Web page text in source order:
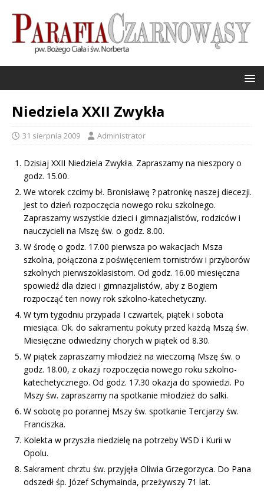
Niedziela XXII Zwykła
31 sierpnia 2009 Administrator
Dzisiaj XXII Niedziela Zwykła. Zapraszamy na nieszpory o
godz. 15.00.
We wtorek czcimy bł. Bronisławę ? patronkę naszej diecezji.
Jest to dzień rozpoczęcia nowego roku szkolnego.
Zapraszamy wszystkie dzieci i gimnazjalistów, rodziców i
nauczycieli na Mszę św. o godz. 8.00.
W środę o godz. 17.00 pierwsza po wakacjach Msza
szkolna, połączona z poświęceniem tornistrów i przyborów
szkolnych pierwszoklasistom. Od godz. 16.00 miesięczna
spowiedź dla dzieci i gimnazjalistów, aby z Bogiem
rozpocząć ten nowy rok szkolno-katechetyczny.
W tym tygodniu przypada I czwartek, piątek i sobota
miesiąca. Ok. do sakramentu pokuty przed każdą Mszą św.
Miesięczne odwiedziny chorych w piątek od 8.30.
W piątek zapraszamy młodzież na wieczorną Mszę św. o
godz. 18.00, z okazji rozpoczęcia nowego roku szkolno-
katechetycznego. Od godz. 17.30 okazja do spowiedzi. Po
Mszy św. zapraszamy na spotkanie młodzież do salki.
W sobotę po porannej Mszy św. spotkanie Tercjarzy św.
Franciszka.
Kolekta w przyszła niedzielę na potrzeby WSD i Kurii w
Opolu.
Sakrament chrztu św. przyjęła Oliwia Grzegorzyca. Do Pana
odszedł śp. Józef Schymainda, przeżywszy 71 lat.